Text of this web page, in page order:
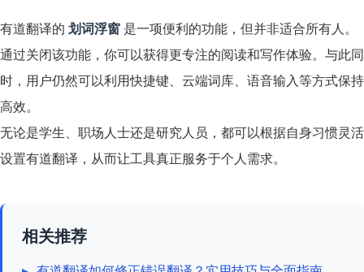
有道翻译的 划词浮窗 是一项便利的功能，但并非适合所有人。
通过关闭该功能，你可以获得更专注的阅读和写作体验。与此同
时，用户仍然可以利用快捷键、云端词库、语音输入等方式保持
高效。
无论是学生、职场人士还是研究人员，都可以根据自身习惯灵活
设置有道翻译，从而让工具真正服务于个人需求。
相关推荐